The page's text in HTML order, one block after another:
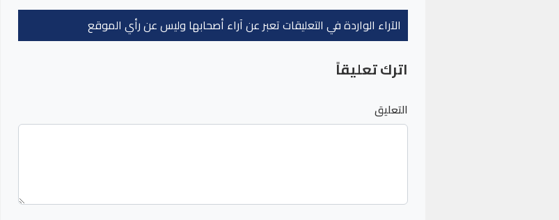
الآراء الواردة في التعليقات تعبر عن آراء أصحابها وليس عن رأي الموقع
اترك تعليقاً
التعليق